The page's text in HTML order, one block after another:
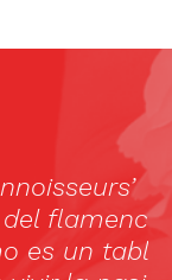
flamenco
un tablao